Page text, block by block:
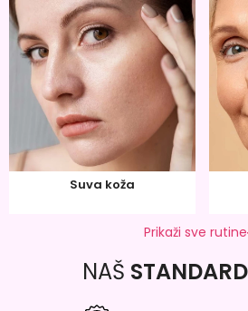
Suva koža
Prikaži sve rutine
NAŠ